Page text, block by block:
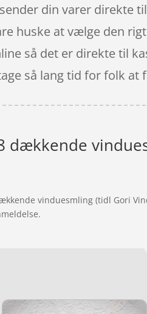
din varer direkte
huske at vælge den
så det er direkte til
så lang tid for folk at
dækkende
vinduesmling (tidl Gori